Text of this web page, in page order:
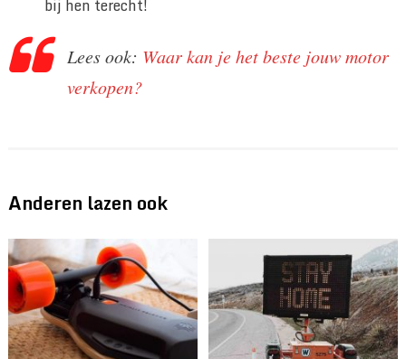
bij hen terecht!
Lees ook: Waar kan je het beste jouw motor
verkopen?
Anderen lazen ook